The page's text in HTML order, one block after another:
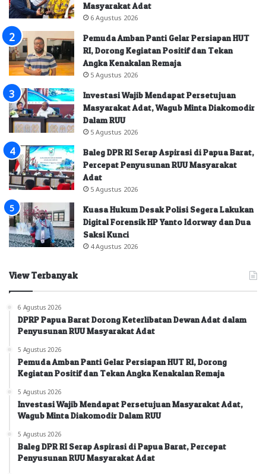
Masyarakat Adat
6 Agustus 2026
Pemuda Amban Panti Gelar Persiapan HUT
RI, Dorong Kegiatan Positif dan Tekan
Angka Kenakalan Remaja
5 Agustus 2026
Investasi Wajib Mendapat Persetujuan
Masyarakat Adat, Wagub Minta Diakomodir
Dalam RUU
5 Agustus 2026
Baleg DPR RI Serap Aspirasi di Papua Barat,
Percepat Penyusunan RUU Masyarakat
Adat
5 Agustus 2026
Kuasa Hukum Desak Polisi Segera Lakukan
Digital Forensik HP Yanto Idorway dan Dua
Saksi Kunci
4 Agustus 2026
View Terbanyak
6 Agustus 2026
DPRP Papua Barat Dorong Keterlibatan Dewan Adat dalam
Penyusunan RUU Masyarakat Adat
5 Agustus 2026
Pemuda Amban Panti Gelar Persiapan HUT RI, Dorong
Kegiatan Positif dan Tekan Angka Kenakalan Remaja
5 Agustus 2026
Investasi Wajib Mendapat Persetujuan Masyarakat Adat,
Wagub Minta Diakomodir Dalam RUU
5 Agustus 2026
Baleg DPR RI Serap Aspirasi di Papua Barat, Percepat
Penyusunan RUU Masyarakat Adat